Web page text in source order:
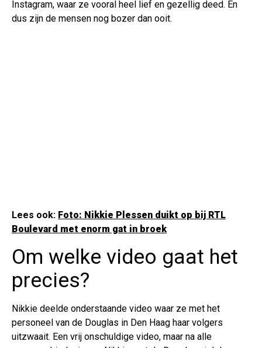
Instagram, waar ze vooral heel lief en gezellig deed. En
dus zijn de mensen nog bozer dan ooit.
Lees ook: Foto: Nikkie Plessen duikt op bij RTL
Boulevard met enorm gat in broek
Om welke video gaat het
precies?
Nikkie deelde onderstaande video waar ze met het
personeel van de Douglas in Den Haag haar volgers
uitzwaait. Een vrij onschuldige video, maar na alle